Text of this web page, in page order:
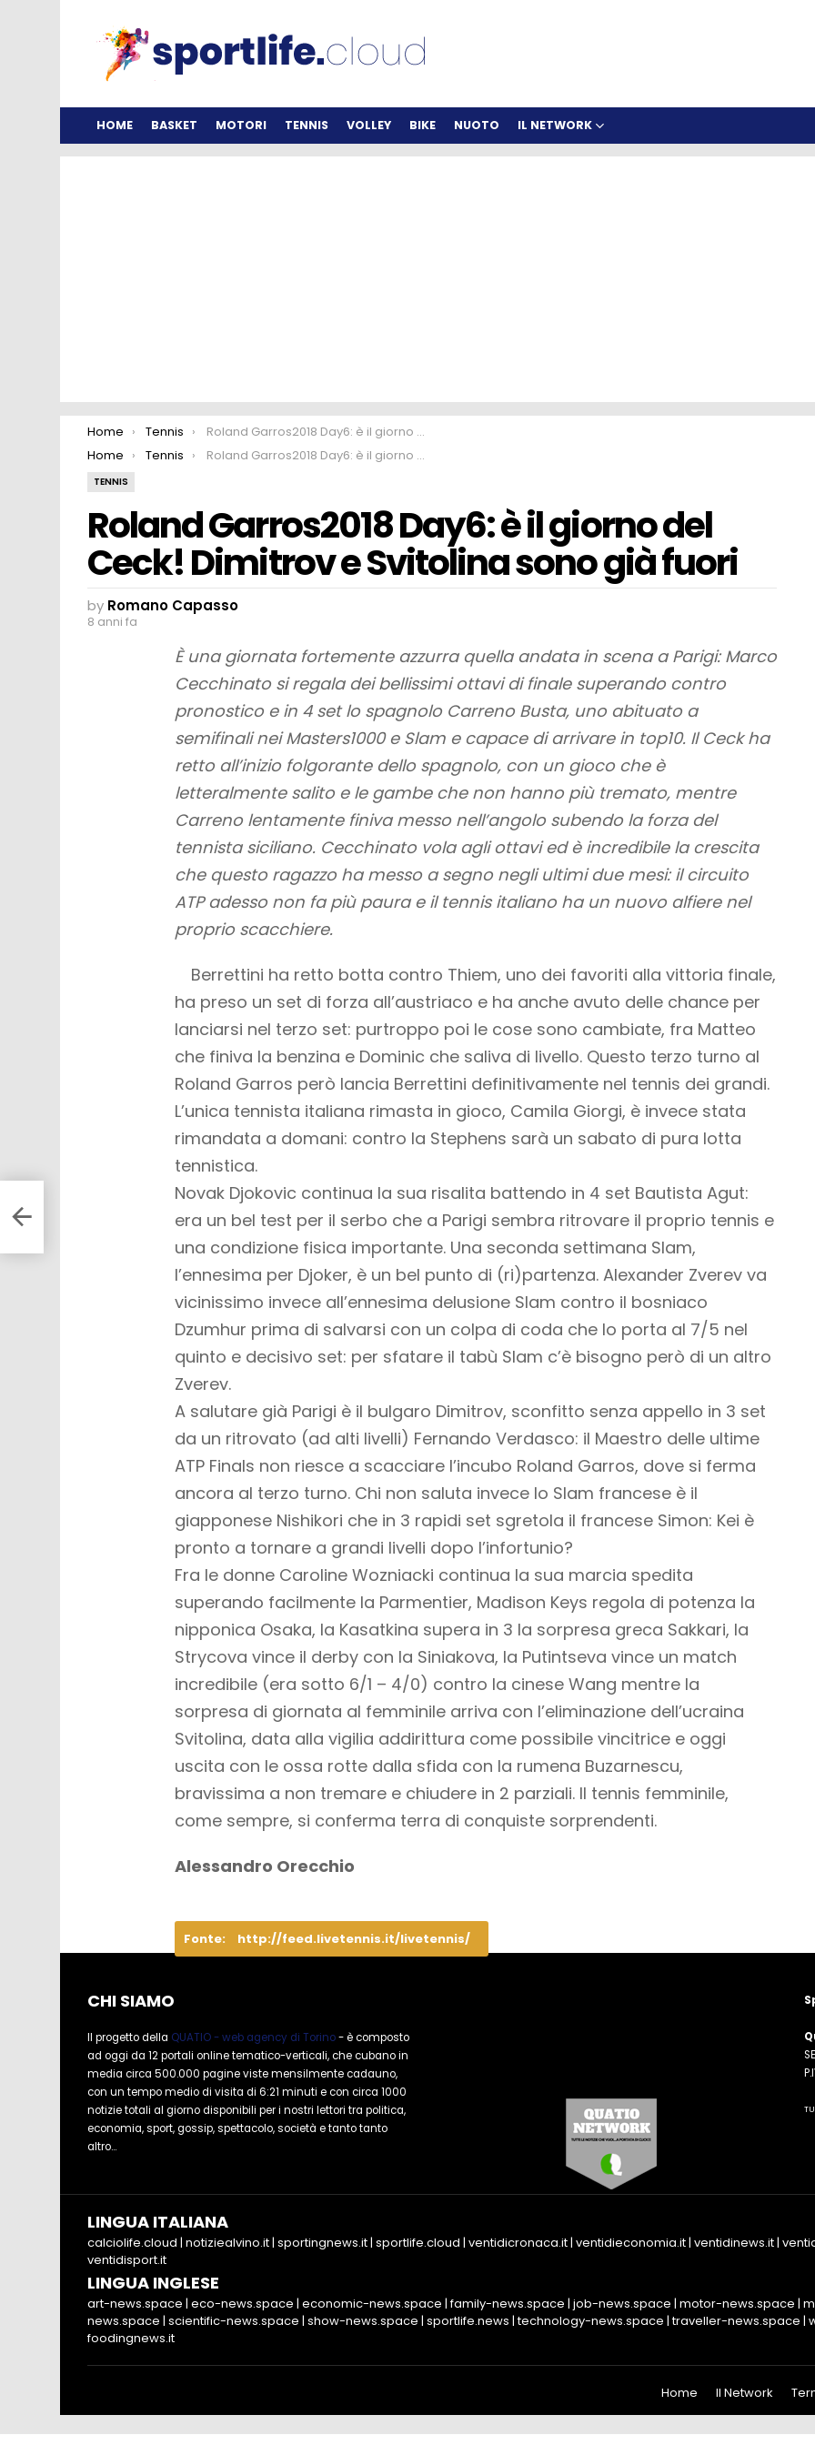
HOME BASKET MOTORI TENNIS VOLLEY BIKE NUOTO IL NETWORK
You are here:
Home Tennis
Roland Garros2018 Day6: è il giorno del Ceck! Dimitrov e Svitolina sono già fuori
You are here:
Home Tennis Roland Garros2018 Day6: è il giorno del Ceck! Dimitrov e Svitolina sono già fuori
TENNIS
Roland Garros2018 Day6: è il giorno del
Ceck! Dimitrov e Svitolina sono già fuori
by Romano Capasso
8 anni fa
È una giornata fortemente azzurra quella andata in scena a Parigi: Marco
Cecchinato si regala dei bellissimi ottavi di finale superando contro
pronostico e in 4 set lo spagnolo Carreno Busta, uno abituato a
semifinali nei Masters1000 e Slam e capace di arrivare in top10. Il Ceck ha
retto all’inizio folgorante dello spagnolo, con un gioco che è
letteralmente salito e le gambe che non hanno più tremato, mentre
Carreno lentamente finiva messo nell’angolo subendo la forza del
tennista siciliano. Cecchinato vola agli ottavi ed è incredibile la crescita
che questo ragazzo ha messo a segno negli ultimi due mesi: il circuito
ATP adesso non fa più paura e il tennis italiano ha un nuovo alfiere nel
proprio scacchiere.
Berrettini ha retto botta contro Thiem, uno dei favoriti alla vittoria finale,
ha preso un set di forza all’austriaco e ha anche avuto delle chance per
lanciarsi nel terzo set: purtroppo poi le cose sono cambiate, fra Matteo
che finiva la benzina e Dominic che saliva di livello. Questo terzo turno al
Roland Garros però lancia Berrettini definitivamente nel tennis dei grandi.
L’unica tennista italiana rimasta in gioco, Camila Giorgi, è invece stata
rimandata a domani: contro la Stephens sarà un sabato di pura lotta
tennistica.
Novak Djokovic continua la sua risalita battendo in 4 set Bautista Agut:
era un bel test per il serbo che a Parigi sembra ritrovare il proprio tennis e
una condizione fisica importante. Una seconda settimana Slam,
l’ennesima per Djoker, è un bel punto di (ri)partenza. Alexander Zverev va
vicinissimo invece all’ennesima delusione Slam contro il bosniaco
Dzumhur prima di salvarsi con un colpa di coda che lo porta al 7/5 nel
quinto e decisivo set: per sfatare il tabù Slam c’è bisogno però di un altro
Zverev.
A salutare già Parigi è il bulgaro Dimitrov, sconfitto senza appello in 3 set
da un ritrovato (ad alti livelli) Fernando Verdasco: il Maestro delle ultime
ATP Finals non riesce a scacciare l’incubo Roland Garros, dove si ferma
ancora al terzo turno. Chi non saluta invece lo Slam francese è il
giapponese Nishikori che in 3 rapidi set sgretola il francese Simon: Kei è
pronto a tornare a grandi livelli dopo l’infortunio?
Fra le donne Caroline Wozniacki continua la sua marcia spedita
superando facilmente la Parmentier, Madison Keys regola di potenza la
nipponica Osaka, la Kasatkina supera in 3 la sorpresa greca Sakkari, la
Strycova vince il derby con la Siniakova, la Putintseva vince un match
incredibile (era sotto 6/1 – 4/0) contro la cinese Wang mentre la
sorpresa di giornata al femminile arriva con l’eliminazione dell’ucraina
Svitolina, data alla vigilia addirittura come possibile vincitrice e oggi
uscita con le ossa rotte dalla sfida con la rumena Buzarnescu,
bravissima a non tremare e chiudere in 2 parziali. Il tennis femminile,
come sempre, si conferma terra di conquiste sorprendenti.
Alessandro Orecchio
Fonte: http://feed.livetennis.it/livetennis/
ai
CHI SIAMO
Il progetto della QUATIO - web agency di Torino- è composto
ad oggi da 12 portali online tematico-verticali, che cubano in
media circa 500.000 pagine viste mensilmente cadauno,
con un tempo medio di visita di 6:21 minuti e con circa 1000
notizie totali al giorno disponibili per i nostri lettori tra politica,
economia, sport, gossip, spettacolo, società e tanto tanto
altro...
LINGUA ITALIANA
calciolife.cloud | notiziealvino.it| sportingnews.it| sportlife.cloud | ventidicronaca.it| ventidieconomia.it| ventidinews.it|
ventidisport.it
LINGUA INGLESE
art-news.space | eco-news.space | economic-news.space |family-news.space | job-news.space | motor-news.space |
news.space | scientific-news.space | show-news.space | sportlife.news |technology-news.space |traveller-news.space |
foodingnews.it
Home Il Network